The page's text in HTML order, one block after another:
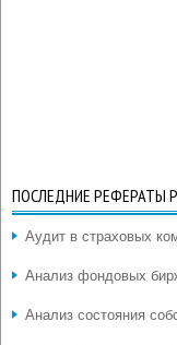
ПОСЛЕДНИЕ РЕФЕРАТЫ
Аудит в страховых
Анализ фондовых
Анализ состояния